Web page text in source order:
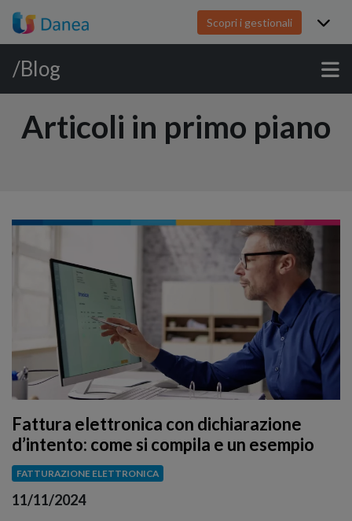
Scopri i gestionali
/Blog
Articoli in primo piano
Fattura elettronica con dichiarazione
d’intento: come si compila e un esempio
FATTURAZIONE ELETTRONICA
11/11/2024